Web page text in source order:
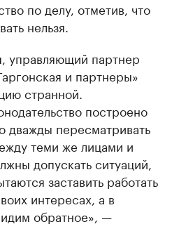
по делу, отметив, что
нельзя.
управляющий партнер
и партнеры»
странной.
построено
дважды пересматривать
теми же лицами и
допускать ситуаций,
заставить работать
интересах, а в
обратное», —